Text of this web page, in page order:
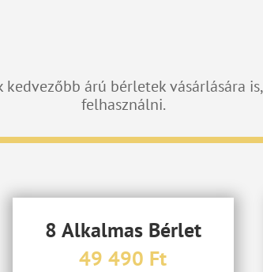
árú bérletek vásárlására
felhasználni.
8 Alkalmas Bérlet
49 490 Ft